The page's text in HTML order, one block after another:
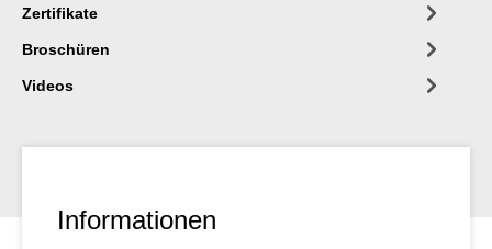
Zertifikate
Broschüren
Videos
Informationen